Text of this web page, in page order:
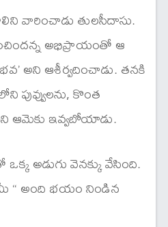
వారించాడు తులసీదాసు.
అభిప్రాయంతో ఆ
అని ఆశీర్వదించాడు. తనకి
పువ్వులను, కొంత
ఆమెకు ఇవ్వబోయాడు.
అడుగు వెనక్కు వేసింది.
“ అంది భయం నిండిన